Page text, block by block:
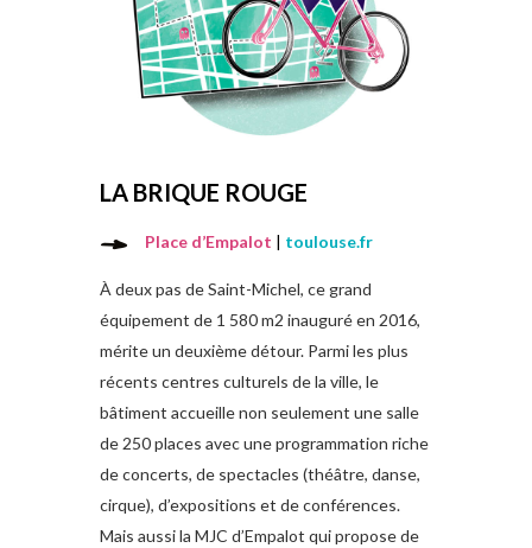
LA BRIQUE ROUGE
Place d’Empalot | toulouse.fr
À deux pas de Saint-Michel, ce grand
équipement de 1 580 m2 inauguré en 2016,
mérite un deuxième détour. Parmi les plus
récents centres culturels de la ville, le
bâtiment accueille non seulement une salle
de 250 places avec une programmation riche
de concerts, de spectacles (théâtre, danse,
cirque), d’expositions et de conférences.
Mais aussi la MJC d’Empalot qui propose de